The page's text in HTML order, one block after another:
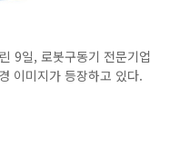
9일, 로봇구동기 전문기업
이미지가 등장하고 있다.